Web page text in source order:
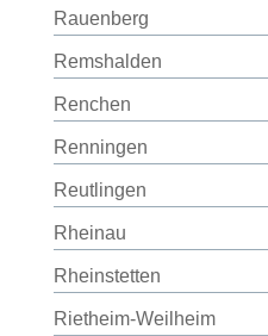
Rauenberg
Remshalden
Renchen
Renningen
Reutlingen
Rheinau
Rheinstetten
Rietheim-Weilheim